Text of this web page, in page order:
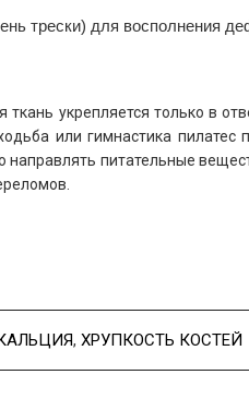
трески) для восполнения
укрепляется только в
или гимнастика пилатес
направлять питательные
, ХРУПКОСТЬ КОСТЕЙ